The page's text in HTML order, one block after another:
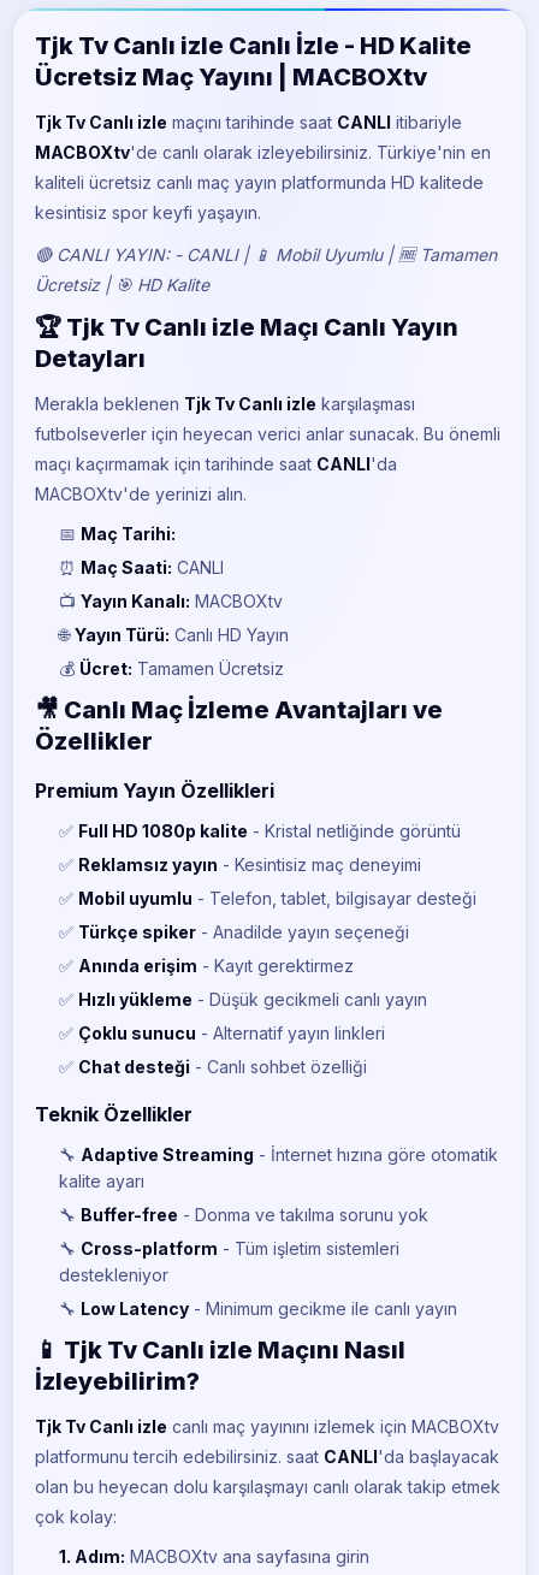
BeIN Sports 5
Tjk Tv Canlı izle Canlı İzle - HD Kalite
Ücretsiz Maç Yayını | MACBOXtv
Tjk Tv Canlı izle maçınıtarihinde saat CANLI itibariyle
MACBOXtv'de canlı olarak izleyebilirsiniz. Türkiye'nin en
kaliteli ücretsiz canlı maç yayın platformunda HD kalitede
kesintisiz spor keyfi yaşayın.
🔴 CANLI YAYIN: - CANLI | 📱 Mobil Uyumlu | 🆓 Tamamen
Ücretsiz | 🎯 HD Kalite
🏆 Tjk Tv Canlı izle Maçı Canlı Yayın
Detayları
Merakla beklenen Tjk Tv Canlı izle karşılaşması
futbolseverler için heyecan verici anlar sunacak. Bu önemli
maçı kaçırmamak içintarihinde saat CANLI'da
MACBOXtv'de yerinizi alın.
📅 Maç Tarihi:
⏰ Maç Saati: CANLI
📺 Yayın Kanalı: MACBOXtv
🌐Yayın Türü: Canlı HD Yayın
💰 Ücret: Tamamen Ücretsiz
🎥 Canlı Maç İzleme Avantajları ve
Özellikler
Premium Yayın Özellikleri
✅ Full HD 1080p kalite - Kristal netliğinde görüntü
✅ Reklamsız yayın - Kesintisiz maç deneyimi
✅ Mobil uyumlu - Telefon, tablet, bilgisayar desteği
✅ Türkçe spiker - Anadilde yayın seçeneği
✅ Anında erişim - Kayıt gerektirmez
✅ Hızlı yükleme - Düşük gecikmeli canlı yayın
✅ Çoklu sunucu - Alternatif yayın linkleri
✅ Chat desteği - Canlı sohbet özelliği
Teknik Özellikler
🔧 Adaptive Streaming - İnternet hızına göre otomatik
kalite ayarı
🔧 Buffer-free - Donma ve takılma sorunu yok
🔧 Cross-platform - Tüm işletim sistemleri
destekleniyor
🔧 Low Latency - Minimum gecikme ile canlı yayın
📱 Tjk Tv Canlı izle Maçını Nasıl
İzleyebilirim?
Tjk Tv Canlı izle canlı maç yayınını izlemek için MACBOXtv
platformunu tercih edebilirsiniz. saat CANLI'da başlayacak
olan bu heyecan dolu karşılaşmayı canlı olarak takip etmek
çok kolay:
1. Adım: MACBOXtv ana sayfasına girin